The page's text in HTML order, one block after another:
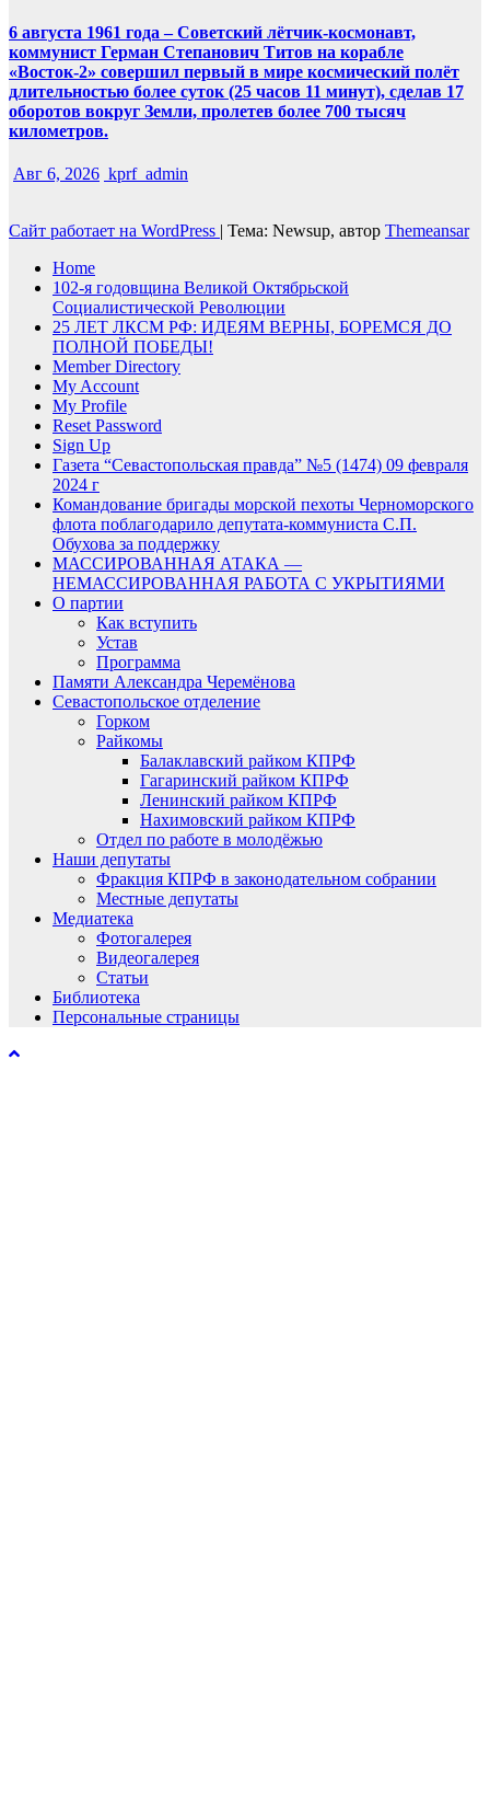
6 августа 1961 года – Советский лётчик-космонавт,
коммунист Герман Степанович Титов на корабле
«Восток-2» совершил первый в мире космический полёт
длительностью более суток (25 часов 11 минут), сделав 17
оборотов вокруг Земли, пролетев более 700 тысяч
километров.
Авг 6, 2026 kprf_admin
Сайт работает на WordPress | Тема: Newsup, автор Themeansar
Home
102-я годовщина Великой Октябрьской
Социалистической Революции
25 ЛЕТ ЛКСМ РФ: ИДЕЯМ ВЕРНЫ, БОРЕМСЯ ДО
ПОЛНОЙ ПОБЕДЫ!
Member Directory
My Account
My Profile
Reset Password
Sign Up
Газета “Севастопольская правда” №5 (1474) 09 февраля
2024 г
Командование бригады морской пехоты Черноморского
флота поблагодарило депутата-коммуниста С.П.
Обухова за поддержку
МАССИРОВАННАЯ АТАКА —
НЕМАССИРОВАННАЯ РАБОТА С УКРЫТИЯМИ
О партии
Как вступить
Устав
Программа
Памяти Александра Черемёнова
Севастопольское отделение
Горком
Райкомы
Балаклавский райком КПРФ
Гагаринский райком КПРФ
Ленинский райком КПРФ
Нахимовский райком КПРФ
Отдел по работе в молодёжью
Наши депутаты
Фракция КПРФ в законодательном собрании
Местные депутаты
Медиатека
Фотогалерея
Видеогалерея
Статьи
Библиотека
Персональные страницы